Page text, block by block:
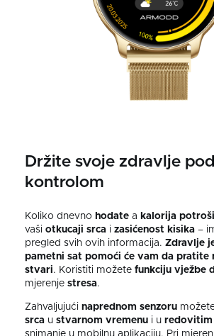
Držite svoje zdravlje pod
kontrolom
Koliko dnevno hodate a kalorija
vaši otkucaji srca i zasićenost kisika –⁠
pregled svih ovih informacija. Zdravlje
pametni sat pomoći će vam da pratite
stvari. Koristiti možete funkciju vježbe
mjerenje stresa.
Zahvaljujući naprednom senzoru
srca u stvarnom vremenu i u redovitim